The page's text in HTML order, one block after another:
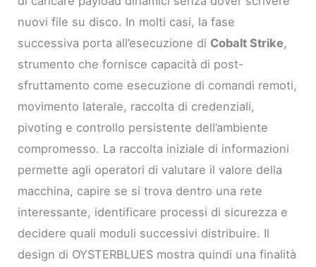
nuovi file su disco. In molti casi, la fase
successiva porta all’esecuzione di Cobalt Strike,
strumento che fornisce capacità di post-
sfruttamento come esecuzione di comandi remoti,
movimento laterale, raccolta di credenziali,
pivoting e controllo persistente dell’ambiente
compromesso. La raccolta iniziale di informazioni
permette agli operatori di valutare il valore della
macchina, capire se si trova dentro una rete
interessante, identificare processi di sicurezza e
decidere quali moduli successivi distribuire. Il
design di OYSTERBLUES mostra quindi una finalità